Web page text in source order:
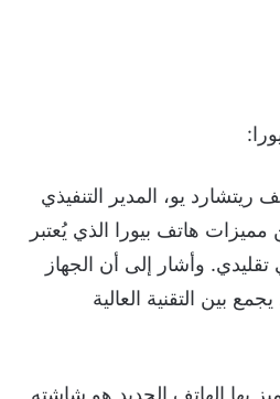
يو، المدير التنفيذي
هاتف بيورا الذي يُعتبر
وأشار إلى أن الجهاز
بين التقنية العالية
بها الهاتف الجديد هو شاشته